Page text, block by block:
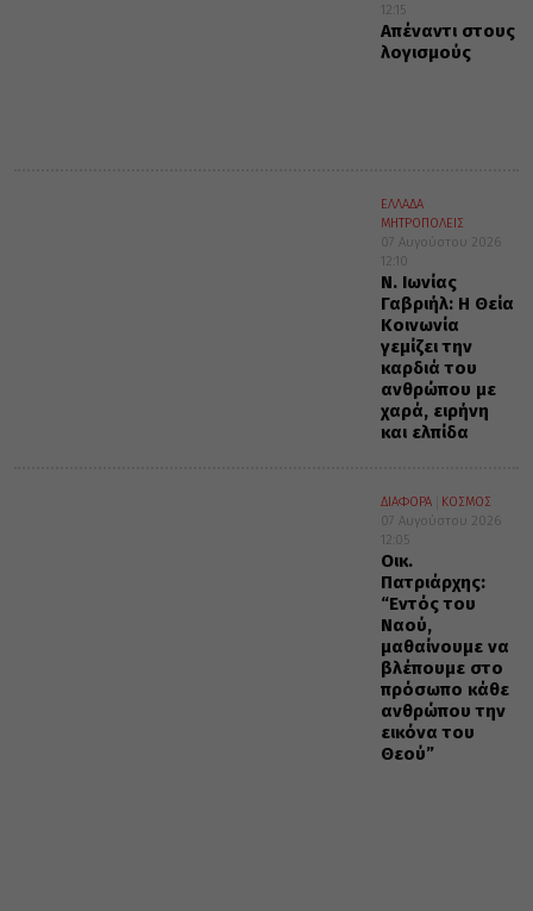
12:15
Απέναντι στους
λογισμούς
ΕΛΛΑΔΑ
ΜΗΤΡΟΠΟΛΕΙΣ
07 Αυγούστου 2026
12:10
Ν. Ιωνίας
Γαβριήλ: Η Θεία
Κοινωνία
γεμίζει την
καρδιά του
ανθρώπου με
χαρά, ειρήνη
και ελπίδα
ΔΙΑΦΟΡΑ
ΚΟΣΜΟΣ
07 Αυγούστου 2026
12:05
Οικ.
Πατριάρχης:
“Εντός του
Ναού,
μαθαίνουμε να
βλέπουμε στο
πρόσωπο κάθε
ανθρώπου την
εικόνα του
Θεού”